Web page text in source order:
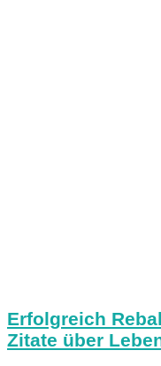
Erfolgreich
Zitate über